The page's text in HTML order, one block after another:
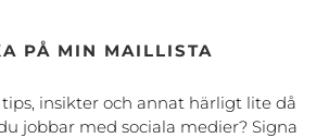
PÅ MIN MAILLISTA
insikter och annat härligt lite då
jobbar med sociala medier? Signa